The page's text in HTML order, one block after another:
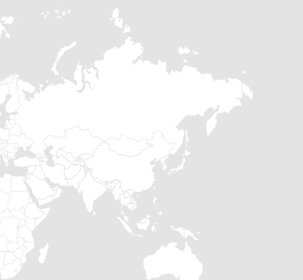
Avertisseur lumineux à diode électroluminescente
Roulettes pivotantes robustes avec frein
Batterie rechargeable hautes performances
Commandes indépendantes disponibles des deux côtés
Boutons (montée/descente) « homme mort »